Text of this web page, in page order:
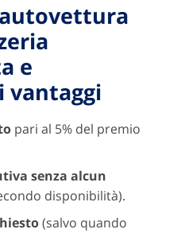
e
vantaggi
pari al 5% del premio
senza alcun
disponibilità).
(salvo quando